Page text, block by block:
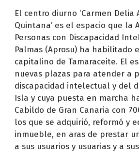
El centro diurno ‘Carmen Delia
Quintana’ es el espacio que la
Personas con Discapacidad
Palmas (Aprosu) ha habilitado
capitalino de Tamaraceite. El
nuevas plazas para atender a
discapacidad intelectual y del
Isla y cuya puesta en marcha
Cabildo de Gran Canaria con
los que se adquirió, reformó y
inmueble, en aras de prestar
a sus usuarios y usuarias y a